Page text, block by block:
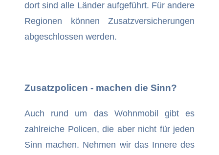
dort sind alle Länder aufgeführt. Für andere
Regionen können Zusatzversicherungen
abgeschlossen werden.
Zusatzpolicen - machen die Sinn?
Auch rund um das Wohnmobil gibt es
zahlreiche Policen, die aber nicht für jeden
Sinn machen. Nehmen wir das Innere des